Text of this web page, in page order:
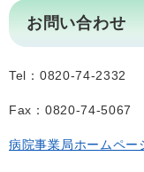
お問い合わせ
Tel：0820-74-2332
Fax：0820-74-5067
病院事業局ホームペー